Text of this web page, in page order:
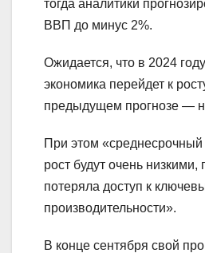
тогда аналитики
ВВП до минус 2%.
Ожидается, что в 2024
экономика перейдет к
предыдущем прогнозе —
При этом
рост будут очень низкими,
потеряла доступ к
производительности».
В конце сентября свой